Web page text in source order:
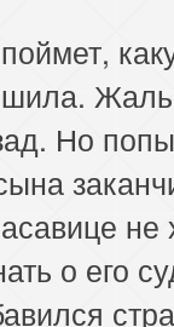
Но
не
о его